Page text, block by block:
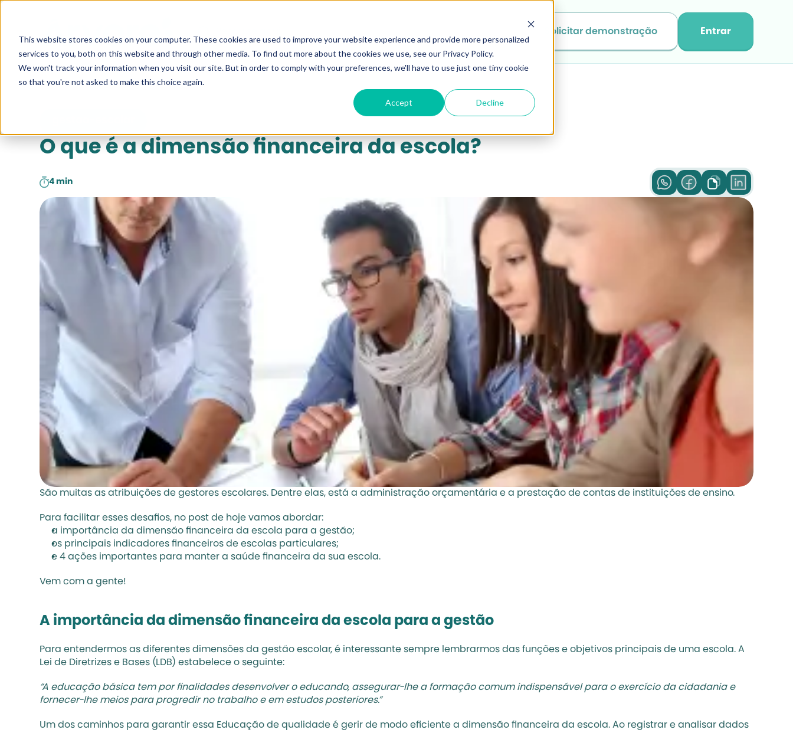
This website stores cookies on your computer. These cookies are used to improve your website experience and provide more personalized
services to you, both on this website and through other media. To find out more about the cookies we use, see our Privacy Policy.
We won't track your information when you visit our site. But in order to comply with your preferences, we'll have to use just one tiny cookie
so that you're not asked to make this choice again.
Accept Decline
Solicitar demonstração Entrar
O que é a dimensão financeira da escola?
4 min
São muitas as atribuições de gestores escolares. Dentre elas, está a administração orçamentária e a prestação de contas de instituições de ensino.
Para facilitar esses desafios, no post de hoje vamos abordar:
a importância da dimensão financeira da escola para a gestão;
os principais indicadores financeiros de escolas particulares;
e 4 ações importantes para manter a saúde financeira da sua escola.
Vem com a gente!
A importância da dimensão financeira da escola para a gestão
Para entendermos as diferentes dimensões da gestão escolar
Lei de Diretrizes e Bases (LDB) estabelece o seguinte:
“A educação básica tem por finalidades desenvolver o educando, assegurar-lhe a formação comum indispensável para o exercício da cidadania e
fornecer-lhe meios para progredir no trabalho e em estudos posteriores.”
Um dos caminhos para garantir essa Educação de qualidade é gerir de modo eficiente a dimensão financeira da escola. Ao registrar e analisar dados